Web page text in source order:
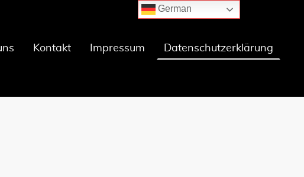
Kontakt Impressum Datenschutzerklärung
German